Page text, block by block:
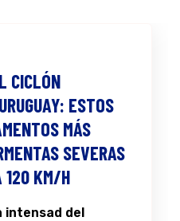
San Miguel y
participación en
ESPAÑA
DIVISIÓN
CICLÓN
ESTOS
MÁS
SEVERAS
120 KM/H
intensad del